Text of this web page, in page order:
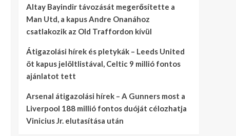
Altay Bayindir távozását megerősítette a
Man Utd, a kapus Andre Onanához
csatlakozik az Old Traffordon kívül
Átigazolási hírek és pletykák – Leeds United
öt kapus jelöltlistával, Celtic 9 millió fontos
ajánlatot tett
Arsenal átigazolási hírek – A Gunners most a
Liverpool 188 millió fontos duóját célozhatja
Vinicius Jr. elutasítása után